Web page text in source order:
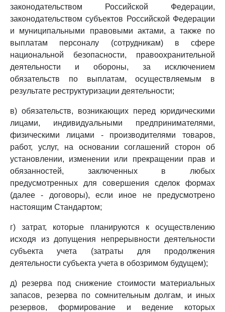
законодательством Российской Федерации,
законодательством субъектов Российской Федерации
и муниципальными правовыми актами, а также по
выплатам персоналу (сотрудникам) в сфере
национальной безопасности, правоохранительной
деятельности и обороны, за исключением
обязательств по выплатам, осуществляемым в
результате реструктуризации деятельности;
в) обязательств, возникающих перед юридическими
лицами, индивидуальными предпринимателями,
физическими лицами - производителями товаров,
работ, услуг, на основании соглашений сторон об
установлении, изменении или прекращении прав и
обязанностей, заключенных в любых
предусмотренных для совершения сделок формах
(далее - договоры), если иное не предусмотрено
настоящим Стандартом;
г) затрат, которые планируются к осуществлению
исходя из допущения непрерывности деятельности
субъекта учета (затраты для продолжения
деятельности субъекта учета в обозримом будущем);
д) резерва под снижение стоимости материальных
запасов, резерва по сомнительным долгам, и иных
резервов, формирование и ведение которых